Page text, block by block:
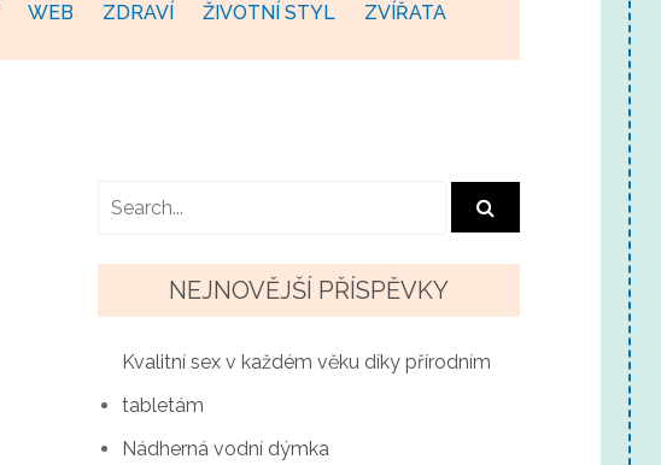
WEB ZDRAVÍ ŽIVOTNÍ STYL ZVÍŘATA
NEJNOVĚJŠÍ PŘÍSPĚVKY
Kvalitní sex v každém věku díky přírodním
tabletám
Nádherná vodní dýmka